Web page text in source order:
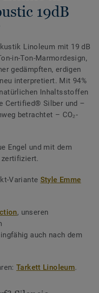
19dB
Linoleum mit 19 dB
in-Ton-Marmordesign,
gedämpften, erdigen
interpretiert. Mit 94%
Inhaltsstoffen
Certified® Silber und –
betrachtet – CO₂-
Engel und mit dem
zertifiziert.
Variante Style Emme
, unseren
auch nach dem
Tarkett Linoleum.